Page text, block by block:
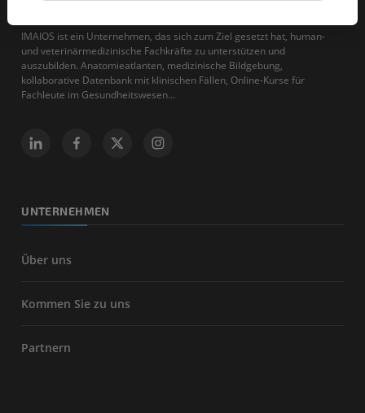
IMAIOS ist ein Unternehmen, das sich zum Ziel gesetzt hat, human-
und veterinärmedizinische Fachkräfte zu unterstützen und
auszubilden. Anatomieatlanten, medizinische Bildgebung,
kollaborative Datenbank mit klinischen Fällen, Online-Kurse für
Fachleute im Gesundheitswesen...
UNTERNEHMEN
Über uns
Kommen Sie zu uns
Partnern